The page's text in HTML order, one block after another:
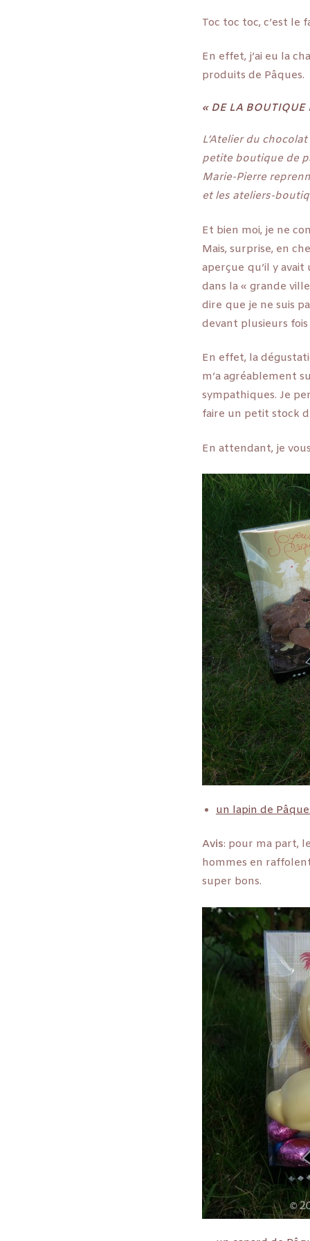
Toc toc toc, c’est le
En effet, j’ai eu la
produits de Pâques.
« DE LA BOUTIQUE
L’Atelier du
petite boutique de
Marie-Pierre
et les ateliers-
Et bien moi, je ne
Mais, surprise, en
aperçue qu’il y
dans la « grande
dire que je ne suis
devant plusieurs fois
En effet, la
m’a agréablement
sympathiques. Je
faire un petit stock
En attendant, je
un lapin de
Avis: pour ma part,
hommes en
super bons.